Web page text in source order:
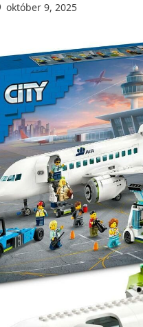
október 9, 2025